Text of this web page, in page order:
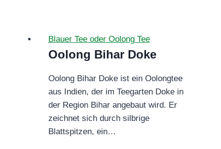
Blauer Tee oder Oolong Tee
Oolong Bihar Doke
Oolong Bihar Doke ist ein Oolongtee
aus Indien, der im Teegarten Doke in
der Region Bihar angebaut wird. Er
zeichnet sich durch silbrige
Blattspitzen, ein…